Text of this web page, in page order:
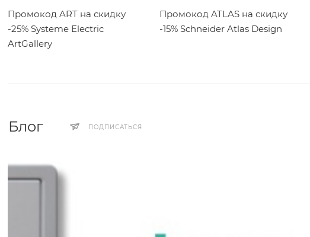
Промокод ART на скидку
-25% Systeme Electric
ArtGallery
Промокод ATLAS на скидку
-15% Schneider Atlas Design
Блог ПОДПИСАТЬСЯ